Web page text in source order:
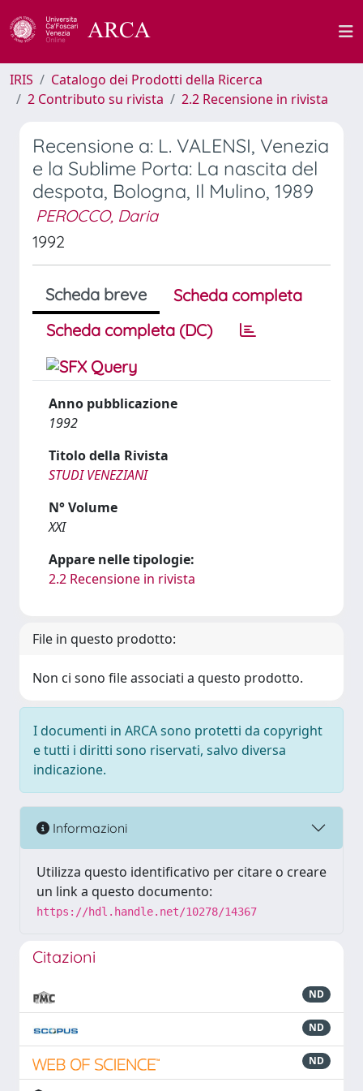
IRIS
Catalogo dei Prodotti della Ricerca
2 Contributo su rivista
2.2 Recensione in rivista
Recensione a: L. VALENSI, Venezia
e la Sublime Porta: La nascita del
despota, Bologna, Il Mulino, 1989
PEROCCO, Daria
1992
Scheda breve
Scheda completa
Scheda completa (DC)
Anno pubblicazione
1992
Titolo della Rivista
STUDI VENEZIANI
N° Volume
XXI
Appare nelle tipologie:
2.2 Recensione in rivista
File in questo prodotto:
Non ci sono file associati a questo prodotto.
I documenti in ARCA sono protetti da copyright
e tutti i diritti sono riservati, salvo diversa
indicazione.
Informazioni
Utilizza questo identificativo per citare o creare
un link a questo documento:
https://hdl.handle.net/10278/14367
Citazioni
ND
ND
ND